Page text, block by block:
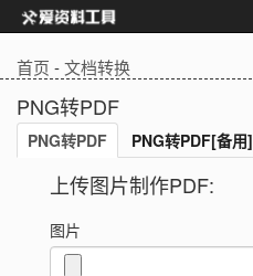
首页 -文档转换
PNG转PDF
PNG转PDF PNG转PDF[备用]
上传图片制作PDF:
图片